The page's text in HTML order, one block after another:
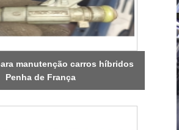
manutenção carros híbridos
Penha de França